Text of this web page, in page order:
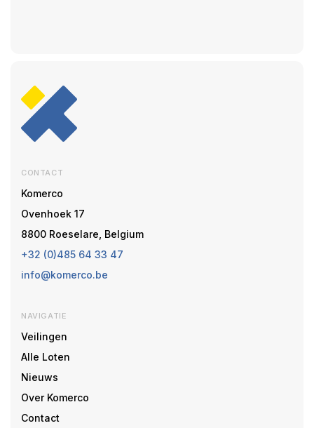
CONTACT
Komerco
Ovenhoek 17
8800 Roeselare, Belgium
+32 (0)485 64 33 47
info@komerco.be
NAVIGATIE
Veilingen
Alle Loten
Nieuws
Over Komerco
Contact